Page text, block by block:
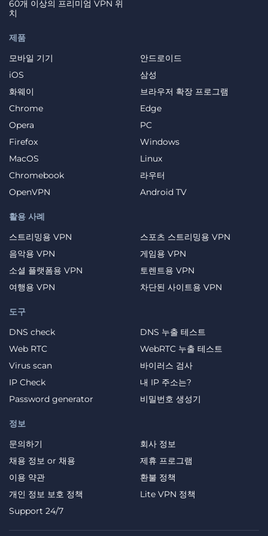
제품
모바일 기기
안드로이드
iOS
삼성
화웨이
브라우저 확장 프로그램
Chrome
Edge
Opera
PC
Firefox
Windows
MacOS
Linux
Chromebook
라우터
OpenVPN
Android TV
활용 사례
스트리밍용 VPN
스포츠 스트리밍용 VPN
음악용 VPN
게임용 VPN
소셜 플랫폼용 VPN
토렌트용 VPN
여행용 VPN
차단된 사이트용 VPN
정보
문의하기
회사 정보
채용 정보 or 채용
제휴 프로그램
이용 약관
환불 정책
개인 정보 보호 정책
Lite VPN 정책
Support 24/7
60개 이상의 프리미엄 VPN 위
치
도구
DNS check
DNS 누출 테스트
Web RTC
WebRTC 누출 테스트
Virus scan
바이러스 검사
IP Check
내 IP 주소는?
Password generator
비밀번호 생성기